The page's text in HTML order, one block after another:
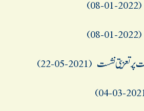
(2022-01-08)
(2022-01-08)
تعز يتی نشست (2021-05-22)